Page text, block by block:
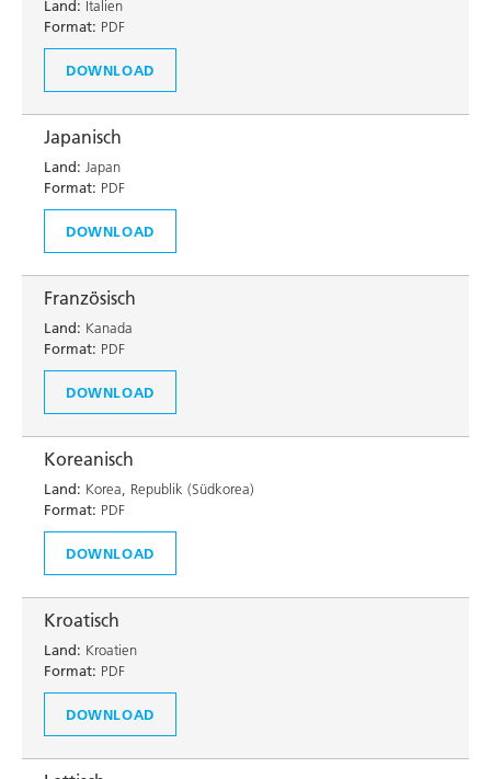
Land: Italien
Format: PDF
DOWNLOAD
Japanisch
Land: Japan
Format: PDF
DOWNLOAD
Französisch
Land: Kanada
Format: PDF
DOWNLOAD
Koreanisch
Land: Korea, Republik (Südkorea)
Format: PDF
DOWNLOAD
Kroatisch
Land: Kroatien
Format: PDF
DOWNLOAD